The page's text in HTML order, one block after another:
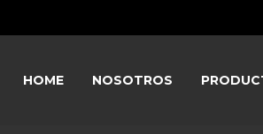
HOME NOSOTROS